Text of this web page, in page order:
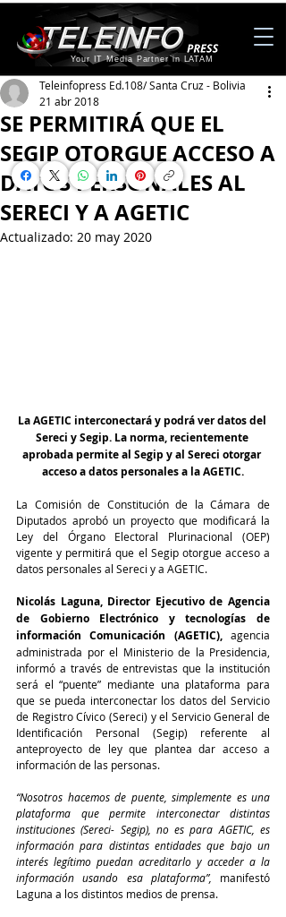
Your IT Media Partner in LATAM
SE PERMITIRÁ QUE EL
SEGIP OTORGUE ACCESO A
DATOS PERSONALES AL
SERECI Y A AGETIC
Teleinfopress Ed.108/ Santa Cruz - Bolivia
21 abr 2018
Actualizado: 20 may 2020
La AGETIC interconectará y podrá ver datos del
Sereci y Segip. La norma, recientemente
aprobada permite al Segip y al Sereci otorgar
acceso a datos personales a la AGETIC.
La Comisión de Constitución de la Cámara de
Diputados aprobó un proyecto que modificará la
Ley del Órgano Electoral Plurinacional (OEP)
vigente y permitirá que el Segip otorgue acceso a
datos personales al Sereci y a AGETIC.
Nicolás Laguna, Director Ejecutivo de Agencia
de Gobierno Electrónico y tecnologías de
información Comunicación (AGETIC), agencia
administrada por el Ministerio de la Presidencia,
informó a través de entrevistas que la institución
será el “puente” mediante una plataforma para
que se pueda interconectar los datos del Servicio
de Registro Cívico (Sereci) y el Servicio General de
Identificación Personal (Segip) referente al
anteproyecto de ley que plantea dar acceso a
información de las personas.
“Nosotros hacemos de puente, simplemente es una
plataforma que permite interconectar distintas
instituciones (Sereci- Segip), no es para AGETIC, es
información para distintas entidades que bajo un
interés legítimo puedan acreditarlo y acceder a la
información usando esa plataforma”,
manifestó
Laguna a los distintos medios de prensa.